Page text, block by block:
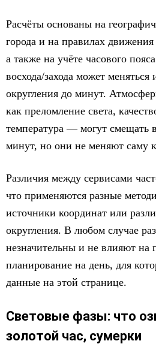
Расчёты основаны на
города и на правилах
а также на учёте часового
восхода/захода может меняться
округления до минут.
как преломление света,
температура — могут смещать
минут, но они не меняют саму
Различия между сервисами
что применяются разные
источники координат или
округления. В любом случае
незначительны и не влияют на
планирование на день, для
данные на этой странице.
Световые фазы: что
золотой час, сумерки